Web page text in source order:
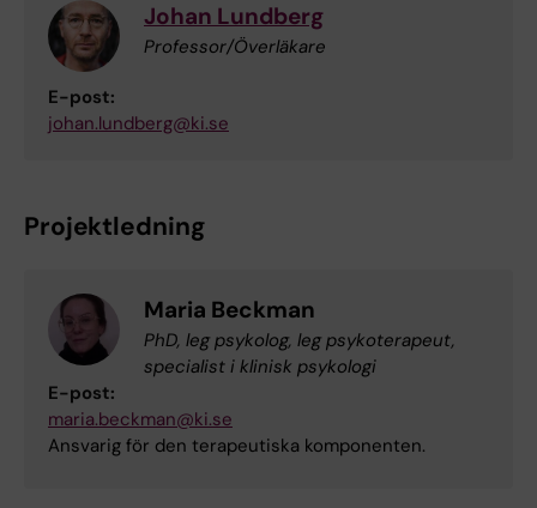
Johan Lundberg
Professor/Överläkare
E-post:
johan.lundberg@ki.se
Projektledning
Maria Beckman
PhD, leg psykolog, leg psykoterapeut,
specialist i klinisk psykologi
E-post:
maria.beckman@ki.se
Ansvarig för den terapeutiska komponenten.